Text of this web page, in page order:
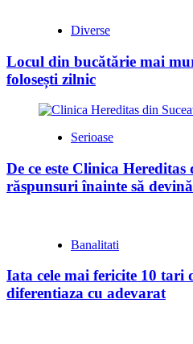
Diverse
Locul din bucătărie mai
folosești zilnic
Serioase
De ce este Clinica Hereditas
răspunsuri înainte să
Banalitati
Iata cele mai fericite 10 tari
diferentiaza cu adevarat